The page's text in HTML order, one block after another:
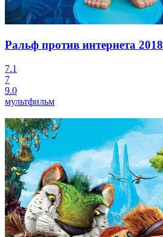
Ральф против интернета 2018
7.1
7
9.0
мультфильм